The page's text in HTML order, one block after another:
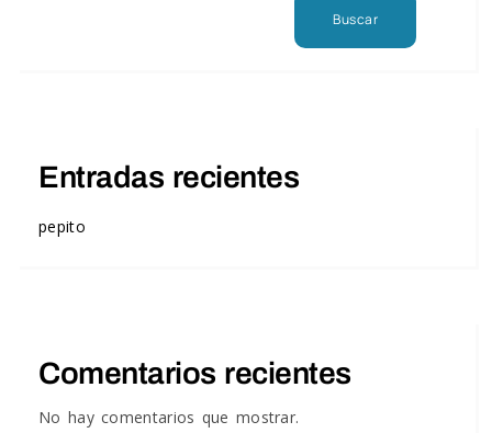
Buscar
Entradas recientes
pepito
Comentarios recientes
No hay comentarios que mostrar.